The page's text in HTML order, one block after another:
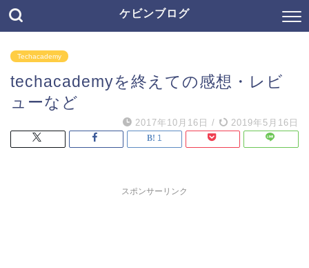
ケビンブログ
Techacademy
techacademyを終えての感想・レビ
ューなど
2017年10月16日 / 2019年5月16日
1
スポンサーリンク